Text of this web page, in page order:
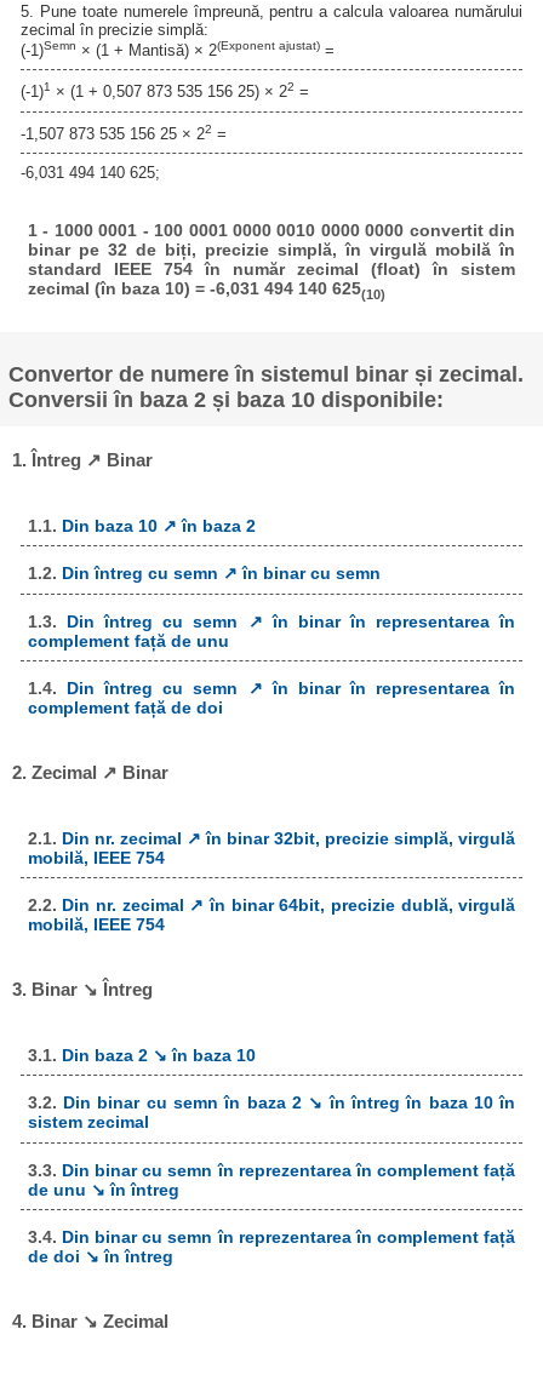
5. Pune toate numerele împreună, pentru a calcula valoarea numărului
zecimal în precizie simplă:
(-1)Semn × (1 + Mantisă) × 2(Exponent ajustat) =
(-1)1 × (1 + 0,507 873 535 156 25) × 22 =
-1,507 873 535 156 25 × 22 =
-6,031 494 140 625;
1 - 1000 0001 - 100 0001 0000 0010 0000 0000 convertit din
binar pe 32 de biți, precizie simplă, în virgulă mobilă în
standard IEEE 754 în număr zecimal (float) în sistem
zecimal (în baza 10) = -6,031 494 140 625(10)
Convertor de numere în sistemul binar și zecimal.
Conversii în baza 2 și baza 10 disponibile:
1. Întreg ↗ Binar
1.1. Din baza 10 ↗ în baza 2
1.2. Din întreg cu semn ↗ în binar cu semn
1.3. Din întreg cu semn ↗ în binar în representarea în
complement față de unu
1.4. Din întreg cu semn ↗ în binar în representarea în
complement față de doi
2. Zecimal ↗ Binar
2.1. Din nr. zecimal ↗ în binar 32bit, precizie simplă, virgulă
mobilă, IEEE 754
2.2. Din nr. zecimal ↗ în binar 64bit, precizie dublă, virgulă
mobilă, IEEE 754
3. Binar ↘ Întreg
3.1. Din baza 2 ↘ în baza 10
3.2. Din binar cu semn în baza 2 ↘ în întreg în baza 10 în
sistem zecimal
3.3. Din binar cu semn în reprezentarea în complement față
de unu ↘ în întreg
3.4. Din binar cu semn în reprezentarea în complement față
de doi ↘ în întreg
4. Binar ↘ Zecimal